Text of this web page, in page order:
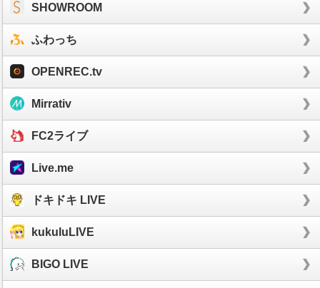
SHOWROOM
ふわっち
OPENREC.tv
Mirrativ
FC2ライブ
Live.me
ドキドキ LIVE
kukuluLIVE
BIGO LIVE